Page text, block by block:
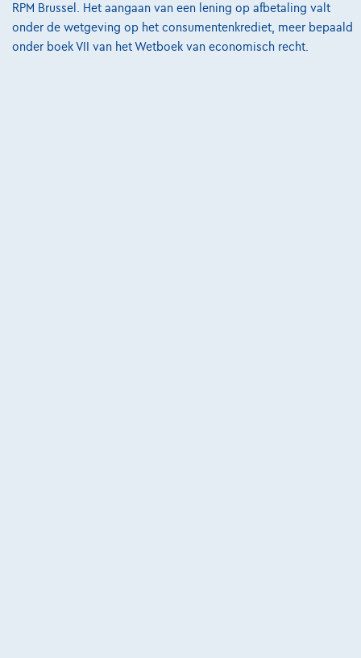
Ontdek het volledige cijfervoorbeeld
Cardoen.be
RPM Brussel. Het aangaan van een lening op afbetaling valt
onder de wetgeving op het consumentenkrediet, meer bepaald
onder boek VII van het Wetboek van economisch recht.